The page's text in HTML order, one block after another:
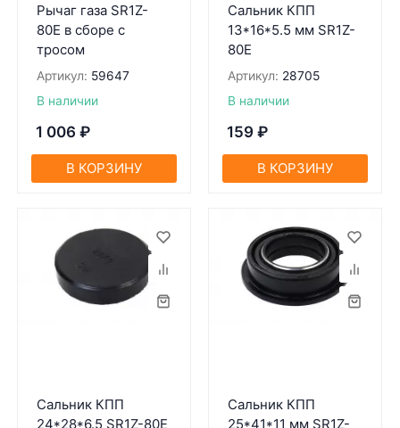
Рычаг газа SR1Z-
80Е в сборе с
тросом
Артикул: 59647
В наличии
1 006 ₽
В КОРЗИНУ
Сальник КПП
13*16*5.5 мм SR1Z-
80Е
Артикул: 28705
В наличии
159 ₽
В КОРЗИНУ
Сальник КПП
24*28*6.5 SR1Z-80Е
Сальник КПП
25*41*11 мм SR1Z-